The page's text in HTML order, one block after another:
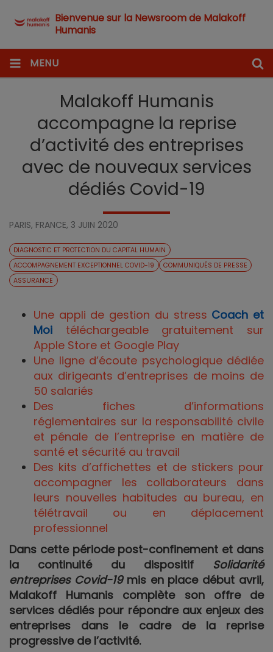
Bienvenue sur la Newsroom de Malakoff
Humanis
MENU
Malakoff Humanis
accompagne la reprise
d’activité des entreprises
avec de nouveaux services
dédiés Covid-19
PARIS, FRANCE, 3 JUIN 2020
DIAGNOSTIC ET PROTECTION DU CAPITAL HUMAIN
ACCOMPAGNEMENT EXCEPTIONNEL COVID-19
COMMUNIQUÉS DE PRESSE
ASSURANCE
Une appli de gestion du stress Coach et
Moi
téléchargeable gratuitement sur
Apple Store et Google Play
Une ligne d’écoute psychologique dédiée
aux dirigeants d’entreprises de moins de
50 salariés
Des fiches d’informations
réglementaires sur la responsabilité civile
et pénale de l’entreprise en matière de
santé et sécurité au travail
Des kits d’affichettes et de stickers pour
accompagner les collaborateurs dans
leurs nouvelles habitudes au bureau, en
télétravail ou en déplacement
professionnel
Dans cette période post-confinement et dans
la continuité du dispositif Solidarité
entreprises Covid-19mis en place début avril,
Malakoff Humanis complète son offre de
services dédiés pour répondre aux enjeux des
entreprises dans le cadre de la reprise
progressive de l’activité.